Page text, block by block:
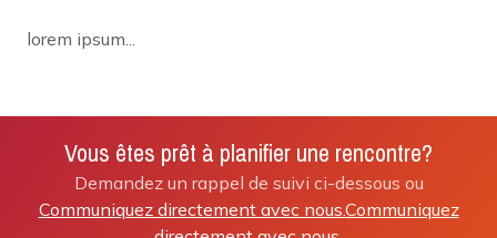
lorem ipsum...
Vous êtes prêt à planifier une rencontre?
Demandez un rappel de suivi ci-dessous ou
Communiquez directement avec nous.Communiquez